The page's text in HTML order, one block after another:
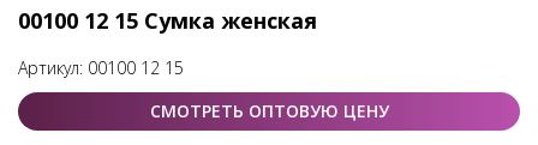
00100 12 15 Сумка женская
Артикул: 00100 12 15
СМОТРЕТЬ ОПТОВУЮ ЦЕНУ